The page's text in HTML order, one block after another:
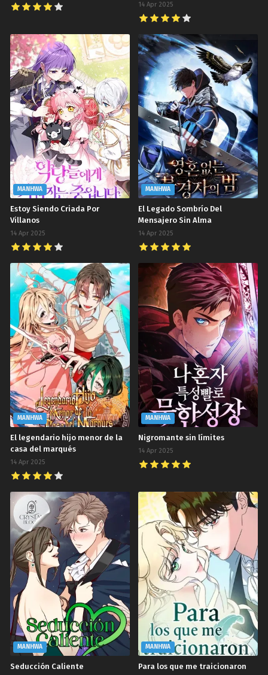
14 Apr 2025
MANHWA
Estoy Siendo Criada Por
Villanos
14 Apr 2025
MANHWA
El Legado Sombrío Del
Mensajero Sin Alma
14 Apr 2025
MANHWA
El legendario hijo menor de la
casa del marqués
14 Apr 2025
MANHWA
Nigromante sin límites
14 Apr 2025
MANHWA
Seducción Caliente
MANHWA
Para los que me traicionaron